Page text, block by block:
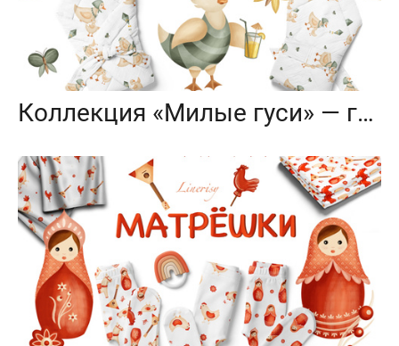
Коллекция «Милые гуси» — графические элементы, иллюстрации, бесшовные паттерны, бордюры и рамки